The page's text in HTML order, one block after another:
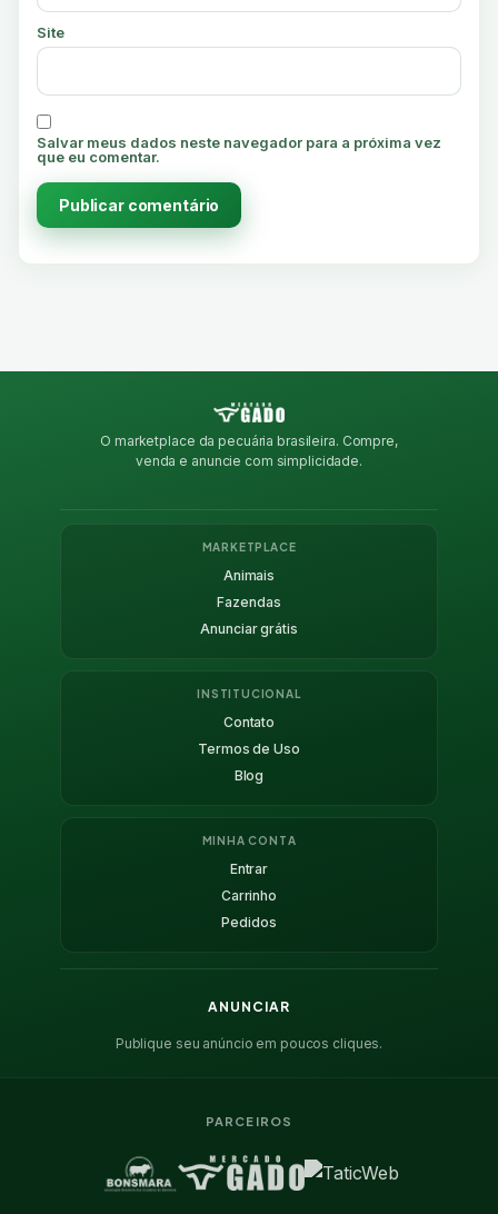
Site
Salvar meus dados neste navegador para a próxima vez
que eu comentar.
O marketplace da pecuária brasileira. Compre,
venda e anuncie com simplicidade.
MARKETPLACE
Animais
Fazendas
Anunciar grátis
INSTITUCIONAL
Contato
Termos de Uso
Blog
MINHA CONTA
Entrar
Carrinho
Pedidos
ANUNCIAR
Publique seu anúncio em poucos cliques.
PARCEIROS